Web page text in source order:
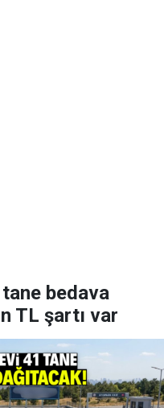
bedava
TL şartı var